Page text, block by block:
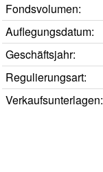
Fondsvolumen:
Auflegungsdatum:
Geschäftsjahr:
Regulierungsart:
Verkaufsunterlagen: